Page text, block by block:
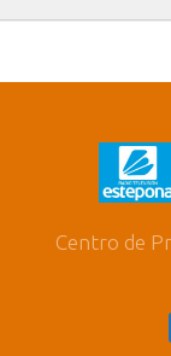
Centro de